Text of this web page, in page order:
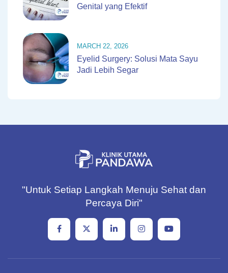
Genital yang Efektif
MARCH 22, 2026
Eyelid Surgery: Solusi Mata Sayu
Jadi Lebih Segar
"Untuk Setiap Langkah Menuju Sehat dan
Percaya Diri"